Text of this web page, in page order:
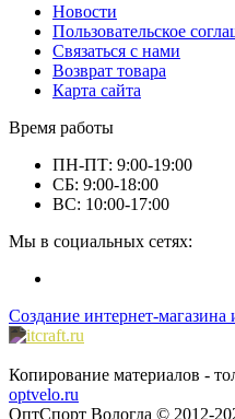
Новости
Пользовательское
Связаться с нами
Возврат товара
Карта сайта
Время работы
ПН-ПТ: 9:00-19:00
СБ: 9:00-18:00
ВС: 10:00-17:00
Мы в социальных сетях:
Создание интернет-магазина
Копирование материалов -
optvelo.ru
ОптСпорт Вологда © 2012-